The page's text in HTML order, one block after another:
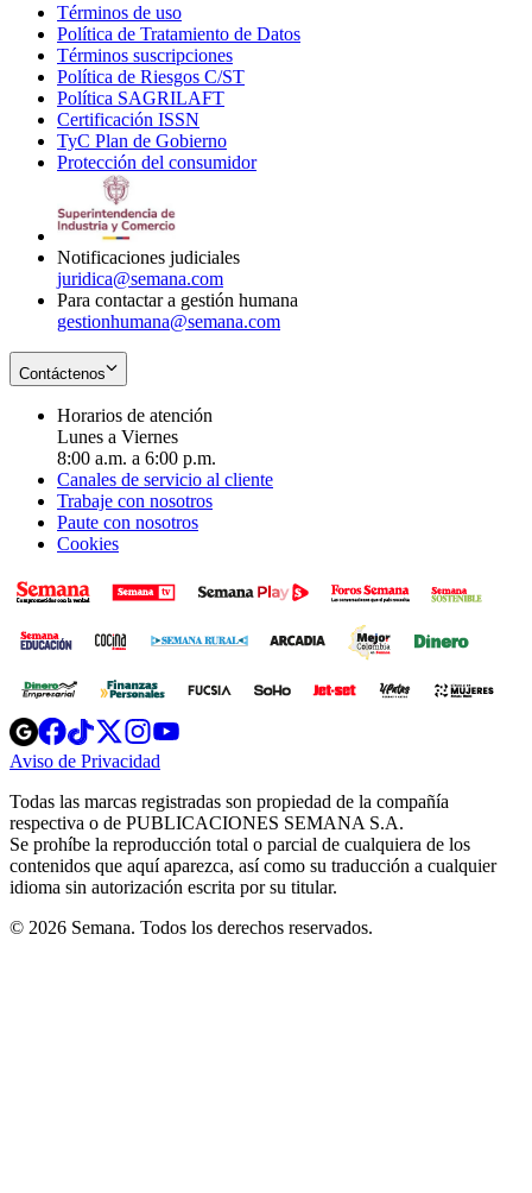
Términos de uso
in
new
window
Política de Tratamiento de Datos
Términos suscripciones
in
Política de Riesgos C/ST
Política SAGRILAFT
new
window
Certificación ISSN
in
new
TyC Plan de Gobierno
in
Protección del consumidorOpens
Notificaciones judiciales
juridica@semana.com
Para contactar a gestión humana
gestionhumana@semana.com
Contáctenos
Horarios de atención
Lunes a Viernes
8:00 a.m. a 6:00 p.m.
Canales de servicio al cliente
Trabaje con nosotros
Paute con nosotros
Cookies
Opens
in
new
Opens
in
new
Opens
in
new
window
Opens
new
windowwindow
Aviso de Privacidad
new
window
Todas las marcas registradas son propiedad de la compañía
respectiva o de PUBLICACIONES SEMANA S.A.
Se prohíbe la reproducción total o parcial de cualquiera de los
contenidos que aquí aparezca, así como su traducción a cualquier
idioma sin autorización escrita por su titular.
© 2026 Semana. Todos los derechos reservados.